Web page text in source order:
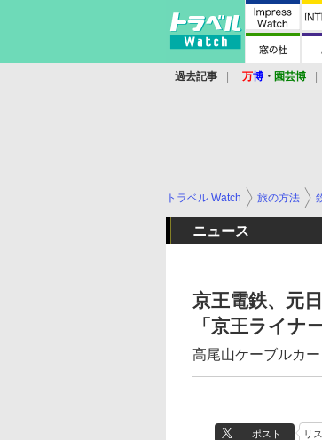
過去記事 万博 ・ 園芸博
トラベル Watch 旅の方法
ニュース
京王電鉄、元
「京王ライナ
高尾山ケーブルカ
ポスト リ